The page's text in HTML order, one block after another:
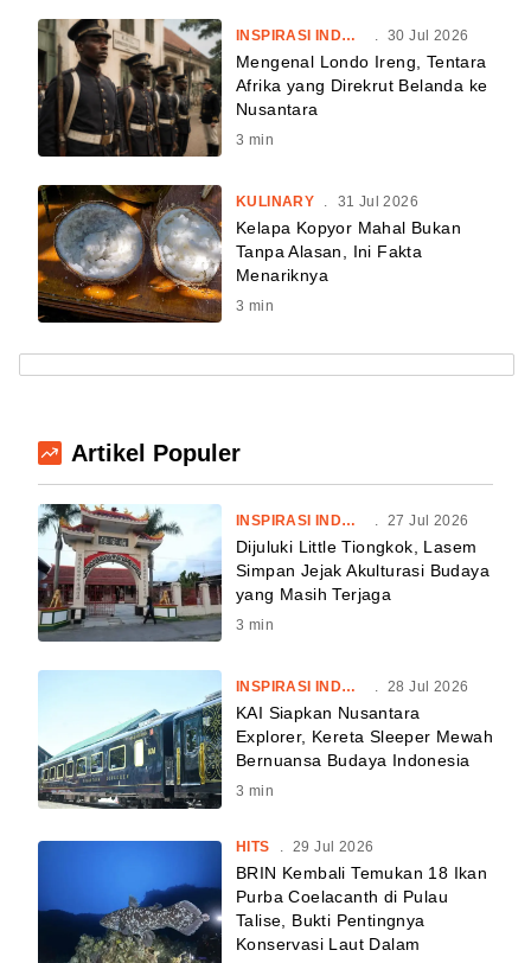
INSPIRASI INDONESIA 30 Jul 2026
Mengenal Londo Ireng, Tentara
Afrika yang Direkrut Belanda ke
Nusantara
3 min
KULINARY . 31 Jul 2026
Kelapa Kopyor Mahal Bukan
Tanpa Alasan, Ini Fakta
Menariknya
3 min
Artikel Populer
INSPIRASI INDONESIA . 27 Jul 2026
Dijuluki Little Tiongkok, Lasem
Simpan Jejak Akulturasi Budaya
yang Masih Terjaga
3 min
INSPIRASI INDONESIA . 28 Jul 2026
KAI Siapkan Nusantara
Explorer, Kereta Sleeper Mewah
Bernuansa Budaya Indonesia
3 min
HITS 29 Jul 2026
BRIN Kembali Temukan 18 Ikan
Purba Coelacanth di Pulau
Talise, Bukti Pentingnya
Konservasi Laut Dalam